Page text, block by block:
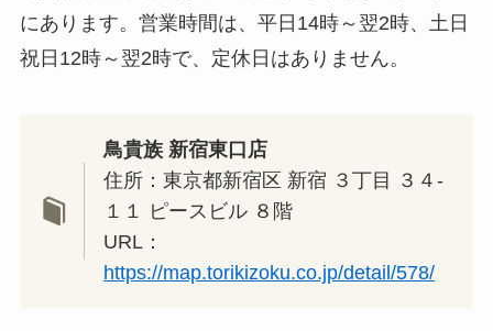
にあります。営業時間は、平日14時～翌2時、土日
祝日12時～翌2時で、定休日はありません。
鳥貴族 新宿東口店
住所：東京都新宿区 新宿 ３丁目 ３４-
１１ ピースビル ８階
URL：
https://map.torikizoku.co.jp/detail/578/